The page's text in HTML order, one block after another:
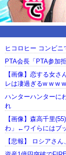
ヒコロヒー コンビ
PTA会長「PTA参加
【画像】恋する女
レは凄過ぎるw w w
ハンターハンターに
れ
【画像】森高千里
わ」←ワイらにはブ
【悲報】 ロシアさ